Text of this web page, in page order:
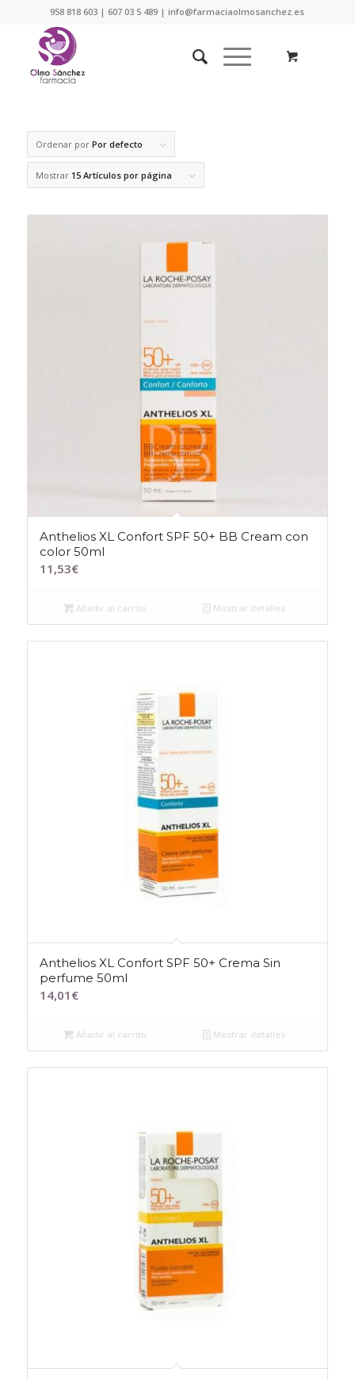
958 818 603 | 607 03 5 489 | info@farmaciaolmosanchez.es
Ordenar por Por defecto
Mostrar 15 Artículos por página
Anthelios XL Confort SPF 50+ BB Cream con
color 50ml
11,53€
Añadir al carrito Mostrar detalles
Anthelios XL Confort SPF 50+ Crema Sin
perfume 50ml
14,01 €
Añadir al carrito Mostrar detalles